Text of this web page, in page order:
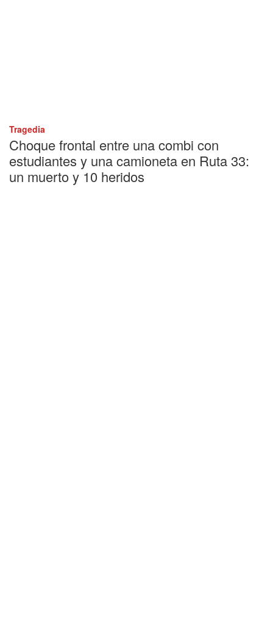
Tragedia
Choque frontal entre una combi con
estudiantes y una camioneta en Ruta 33:
un muerto y 10 heridos